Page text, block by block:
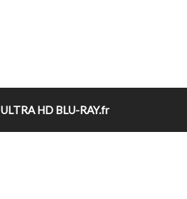
ULTRA HD BLU-RAY.fr